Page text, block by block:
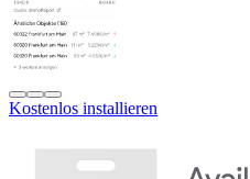
Kostenlos installieren